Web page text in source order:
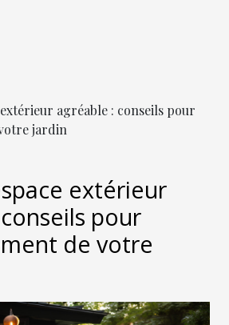
agréable : conseils pour
jardin
extérieur
pour
de votre